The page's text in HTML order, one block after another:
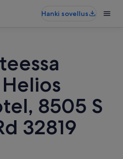
Hanki sovellus
8505 S
32819